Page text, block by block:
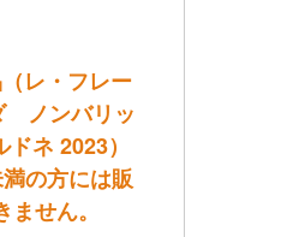
レ・フレー
ノンバリッ
ネ 2023）
の方には販
ません。